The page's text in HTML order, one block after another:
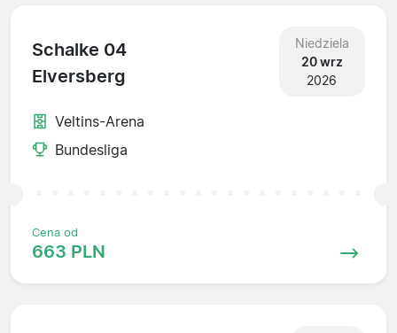
Schalke 04
Elversberg
Niedziela
20 wrz
2026
Veltins-Arena
Bundesliga
Cena od
663 PLN